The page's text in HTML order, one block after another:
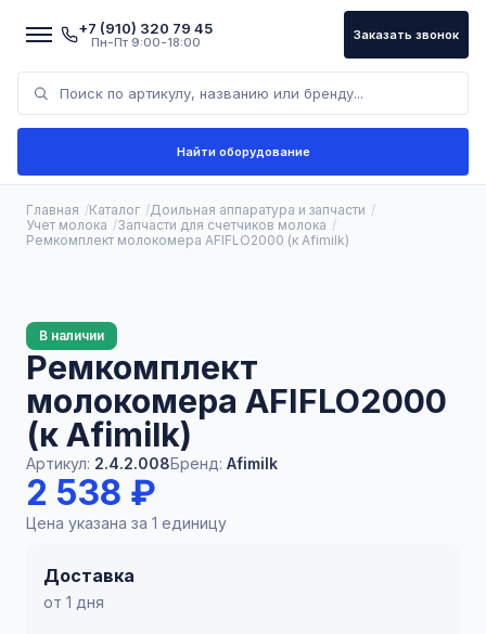
+7 (910) 320 79 45
Пн-Пт 9:00-18:00 Заказать звонок
Найти оборудование
Главная Каталог
Доильная аппаратура и запчасти
Учет молока
Запчасти для счетчиков молока
Ремкомплект молокомера AFIFLO2000 (к Afimilk)
В наличии
Ремкомплект
молокомера AFIFLO2000
(к Afimilk)
Артикул: 2.4.2.008Бренд: Afimilk
2 538 ₽
Цена указана за 1 единицу
Доставка
от 1 дня